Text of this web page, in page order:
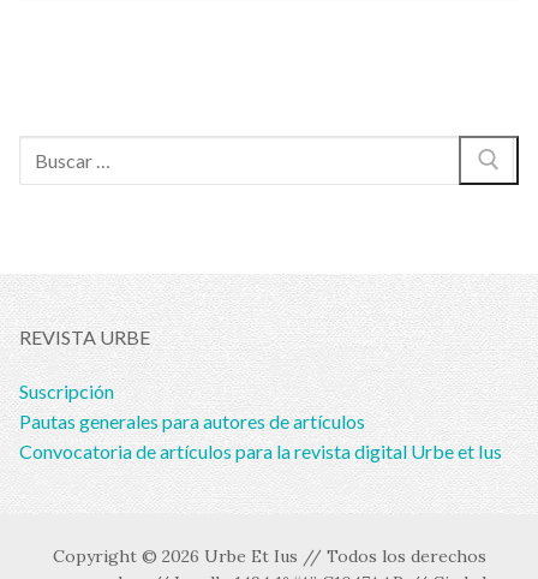
REVISTA URBE
Suscripción
Pautas generales para autores de artículos
Convocatoria de artículos para la revista digital Urbe et Ius
Copyright © 2026 Urbe Et Ius // Todos los derechos